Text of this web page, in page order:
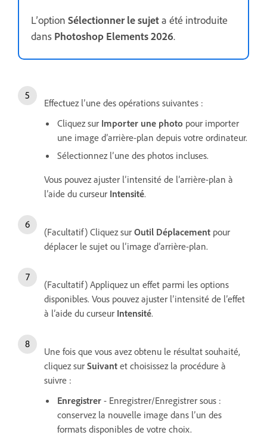
L’option Sélectionner le sujeta été introduite
dans Photoshop Elements 2026.
Effectuez l’une des opérations suivantes :
Cliquez sur Importer une photo pour importer
une image d’arrière-plan depuis votre ordinateur.
Sélectionnez l’une des photos incluses.
Vous pouvez ajuster l’intensité de l’arrière-plan à
l’aide du curseur Intensité.
(Facultatif) Cliquez sur Outil Déplacement pour
déplacer le sujet ou l’image d’arrière-plan.
(Facultatif) Appliquez un effet parmi les options
disponibles. Vous pouvez ajuster l’intensité de l’effet
à l’aide du curseur Intensité.
Une fois que vous avez obtenu le résultat souhaité,
cliquez sur Suivant et choisissez la procédure à
suivre :
Enregistrer - Enregistrer/Enregistrer sous :
conservez la nouvelle image dans l’un des
formats disponibles de votre choix.